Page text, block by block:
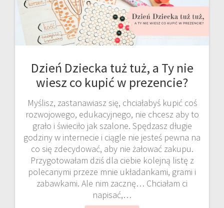
Dzień Dziecka tuż tuż, a Ty nie
wiesz co kupić w prezencie?
Myślisz, zastanawiasz się, chciałabyś kupić coś
rozwojowego, edukacyjnego, nie chcesz aby to
grało i świeciło jak szalone. Spędzasz długie
godziny w internecie i ciągle nie jesteś pewna na
co się zdecydować, aby nie żałować zakupu.
Przygotowałam dziś dla ciebie kolejną listę z
polecanymi przeze mnie układankami, grami i
zabawkami. Ale nim zacznę… Chciałam ci
napisać,…